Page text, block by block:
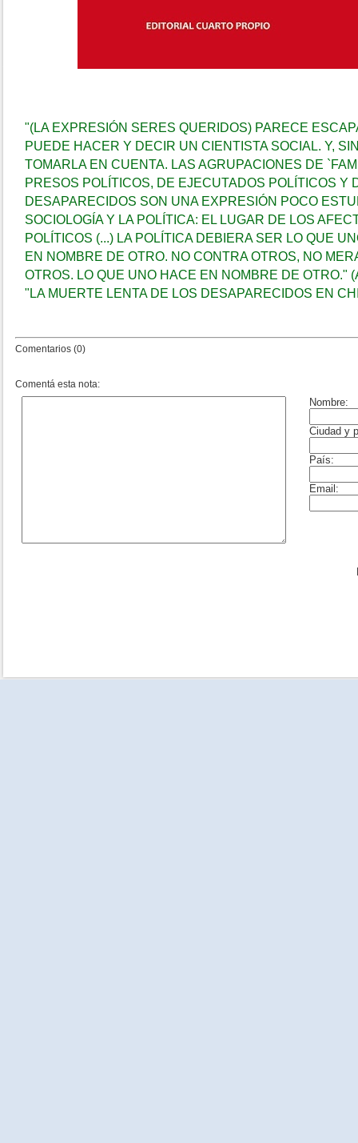
"(LA EXPRESIÓN SERES QUERIDOS) PARECE
PUEDE HACER Y DECIR UN CIENTISTA SOCIAL. Y,
TOMARLA EN CUENTA. LAS AGRUPACIONES DE
PRESOS POLÍTICOS, DE EJECUTADOS POLÍTICOS Y
DESAPARECIDOS SON UNA EXPRESIÓN POCO
SOCIOLOGÍA Y LA POLÍTICA: EL LUGAR DE LOS
POLÍTICOS (...) LA POLÍTICA DEBIERA SER LO QUE
EN NOMBRE DE OTRO. NO CONTRA OTROS, NO
OTROS. LO QUE UNO HACE EN NOMBRE DE OTRO."
"LA MUERTE LENTA DE LOS DESAPARECIDOS EN
Comentarios (0)
Comentá esta nota: